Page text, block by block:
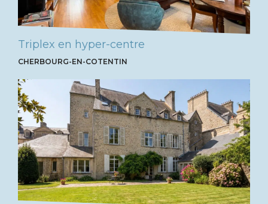
Triplex en hyper-centre
CHERBOURG-EN-COTENTIN